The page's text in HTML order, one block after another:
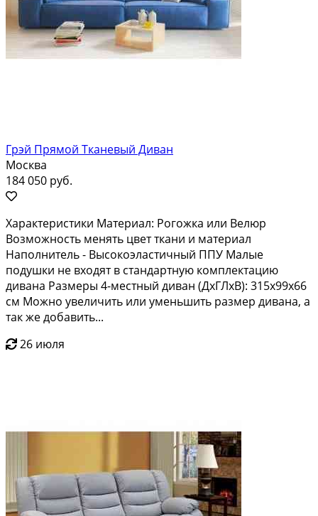
Грэй Прямой Тканевый Диван
Москва
184 050 руб.
Характеристики Материал: Рогожка или Велюр
Возможность менять цвет ткани и материал
Наполнитель - Высокоэластичный ППУ Малые
подушки не входят в стандартную комплектацию
дивана Размеры 4-местный диван (ДхГЛхВ): 315x99x66
см Можно увеличить или уменьшить размер дивана, а
так же добавить...
26 июля